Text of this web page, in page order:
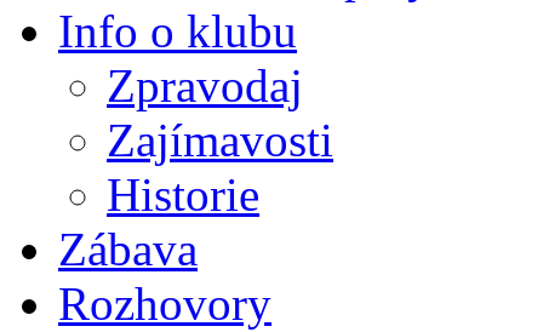
Info o klubu
Zpravodaj
Zajímavosti
Historie
Zábava
Rozhovory